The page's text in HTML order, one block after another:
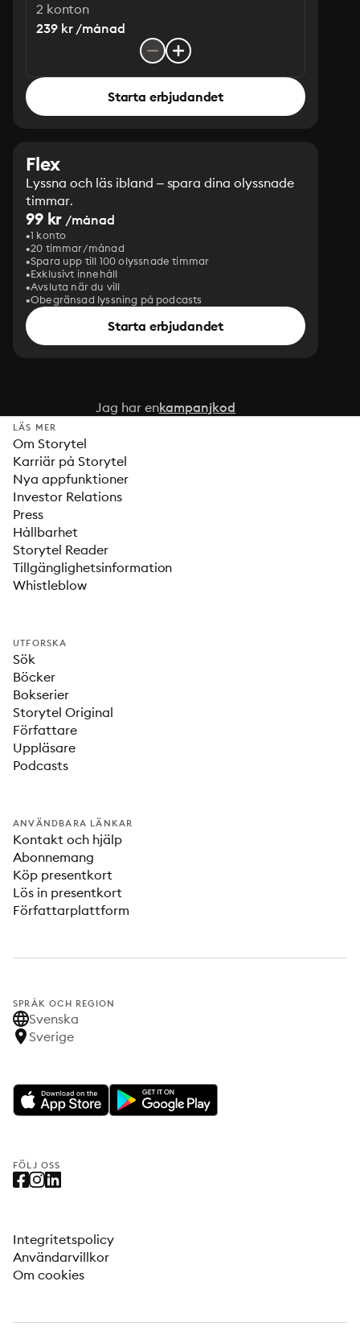
2 konton
239 kr /månad
Starta erbjudandet
Flex
Lyssna och läs ibland – spara dina olyssnade
timmar.
99 kr /månad
1 konto
20 timmar/månad
Spara upp till 100 olyssnade timmar
Exklusivt innehåll
Avsluta när du vill
Obegränsad lyssning på podcasts
Starta erbjudandet
Jag har enkampanjkod
LÄS MER
Om Storytel
Karriär på Storytel
Nya appfunktioner
Investor Relations
Press
Hållbarhet
Storytel Reader
Tillgänglighetsinformation
Whistleblow
UTFORSKA
Sök
Böcker
Bokserier
Storytel Original
Författare
Uppläsare
Podcasts
ANVÄNDBARA LÄNKAR
Kontakt och hjälp
Abonnemang
Köp presentkort
Lös in presentkort
Författarplattform
SPRÅK OCH REGION
Svenska
Sverige
FÖLJ OSS
Integritetspolicy
Användarvillkor
Om cookies